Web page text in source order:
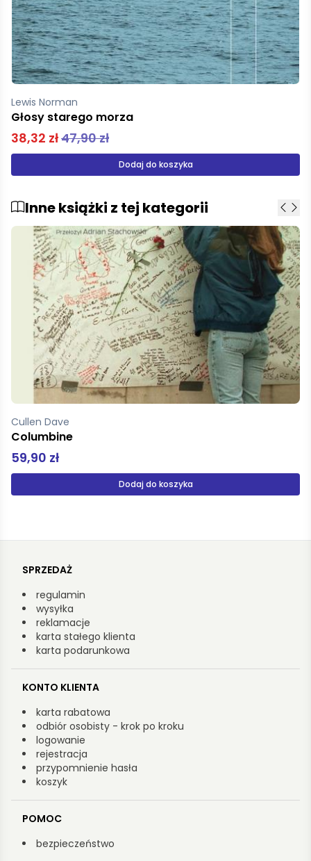
Lewis Norman
Głosy starego morza
38,32 zł47,90 zł
Dodaj do koszyka
Inne książki z tej kategorii
Balint Benjamin
Ostatni proces Kafki
39,99 zł
Produkt niedostępny
SPRZEDAŻ
regulamin
wysyłka
reklamacje
karta stałego klienta
karta podarunkowa
KONTO KLIENTA
karta rabatowa
odbiór osobisty - krok po kroku
logowanie
rejestracja
przypomnienie hasła
koszyk
POMOC
bezpieczeństwo